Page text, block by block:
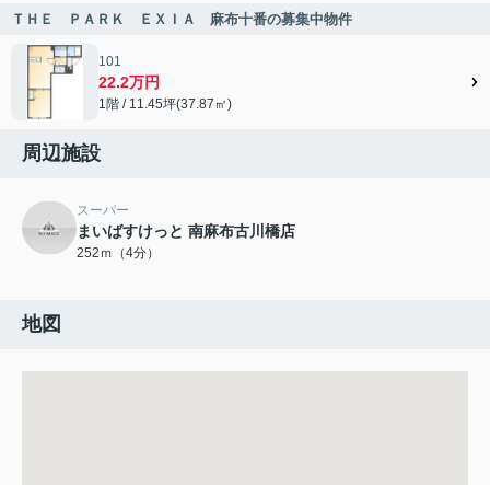
ＴＨＥ ＰＡＲＫ ＥＸＩＡ 麻布十番の募集中物件
101
22.2万円
1階 / 11.45坪(37.87㎡)
周辺施設
スーパー
まいばすけっと 南麻布古川橋店
252ｍ（4分）
地図